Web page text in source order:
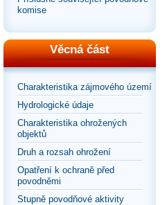
komise
Věcná část
Charakteristika zájmového území
Hydrologické údaje
Charakteristika ohrožených
objektů
Druh a rozsah ohrožení
Opatření k ochraně před
povodněmi
Stupně povodňové aktivity